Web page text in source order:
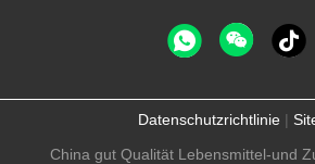
Datenschutzrichtlinie|
China gut Qualität Lebensmittel-und